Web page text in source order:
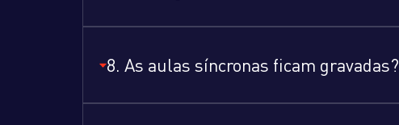
8. As aulas síncronas ficam gravadas?